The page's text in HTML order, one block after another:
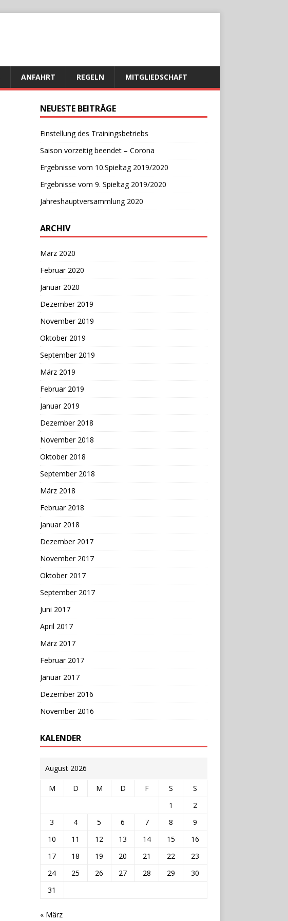
ANFAHRT REGELN MITGLIEDSCHAFT
NEUESTE BEITRÄGE
Einstellung des Trainingsbetriebs
Saison vorzeitig beendet – Corona
Ergebnisse vom 10.Spieltag 2019/2020
Ergebnisse vom 9. Spieltag 2019/2020
Jahreshauptversammlung 2020
ARCHIV
März 2020
Februar 2020
Januar 2020
Dezember 2019
November 2019
Oktober 2019
September 2019
März 2019
Februar 2019
Januar 2019
Dezember 2018
November 2018
Oktober 2018
September 2018
März 2018
Februar 2018
Januar 2018
Dezember 2017
November 2017
Oktober 2017
September 2017
Juni 2017
April 2017
März 2017
Februar 2017
Januar 2017
Dezember 2016
November 2016
KALENDER
August 2026
M D M D F S
S
1
2
3
4 5 6 7 8
9
10
11 12 13 14 15
16
17
18 19 20 21 22
23
24
25 26 27 28 29
30
31
« März